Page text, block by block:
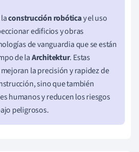
laconstrucción robóticay el uso
edificios y obras
de vanguardia que se están
de laArchitektur. Estas
la precisión y rapidez de
sino que también
humanos y reducen los riesgos
peligrosos.